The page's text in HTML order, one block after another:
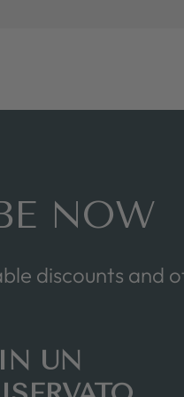
NOW
discounts and
UN